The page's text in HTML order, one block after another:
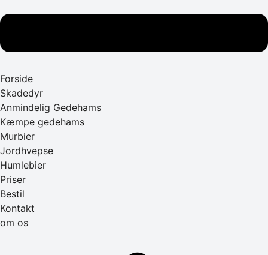
Forside
Skadedyr
Anmindelig Gedehams
Kæmpe gedehams
Murbier
Jordhvepse
Humlebier
Priser
Bestil
Kontakt
om os